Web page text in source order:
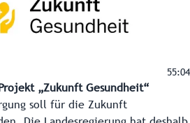
55:04
„Zukunft Gesundheit“
soll für die Zukunft